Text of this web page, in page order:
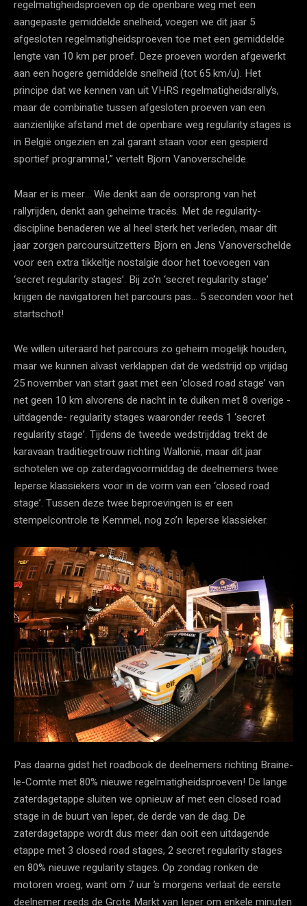
regelmatigheidsproeven op de openbare weg met een
aangepaste gemiddelde snelheid, voegen we dit jaar 5
afgesloten regelmatigheidsproeven toe met een gemiddelde
lengte van 10 km per proef. Deze proeven worden afgewerkt
aan een hogere gemiddelde snelheid (tot 65 km/u). Het
principe dat we kennen van uit VHRS regelmatigheidsrally’s,
maar de combinatie tussen afgesloten proeven van een
aanzienlijke afstand met de openbare weg regularity stages is
in België ongezien en zal garant staan voor een gespierd
sportief programma!,” vertelt Bjorn Vanoverschelde.
Maar er is meer… Wie denkt aan de oorsprong van het
rallyrijden, denkt aan geheime tracés. Met de regularity-
discipline benaderen we al heel sterk het verleden, maar dit
jaar zorgen parcoursuitzetters Bjorn en Jens Vanoverschelde
voor een extra tikkeltje nostalgie door het toevoegen van
‘secret regularity stages’. Bij zo’n ‘secret regularity stage’
krijgen de navigatoren het parcours pas… 5 seconden voor het
startschot!
We willen uiteraard het parcours zo geheim mogelijk houden,
maar we kunnen alvast verklappen dat de wedstrijd op vrijdag
25 november van start gaat met een ‘closed road stage’ van
net geen 10 km alvorens de nacht in te duiken met 8 overige -
uitdagende- regularity stages waaronder reeds 1 ‘secret
regularity stage’. Tijdens de tweede wedstrijddag trekt de
karavaan traditiegetrouw richting Wallonië, maar dit jaar
schotelen we op zaterdagvoormiddag de deelnemers twee
Ieperse klassiekers voor in de vorm van een ‘closed road
stage’. Tussen deze twee beproevingen is er een
stempelcontrole te Kemmel, nog zo’n Ieperse klassieker.
Pas daarna gidst het roadbook de deelnemers richting Braine-
le-Comte met 80% nieuwe regelmatigheidsproeven! De lange
zaterdagetappe sluiten we opnieuw af met een closed road
stage in de buurt van Ieper, de derde van de dag. De
zaterdagetappe wordt dus meer dan ooit een uitdagende
etappe met 3 closed road stages, 2 secret regularity stages
en 80% nieuwe regularity stages. Op zondag ronken de
motoren vroeg, want om 7 uur ’s morgens verlaat de eerste
deelnemer reeds de Grote Markt van Ieper om enkele minuten